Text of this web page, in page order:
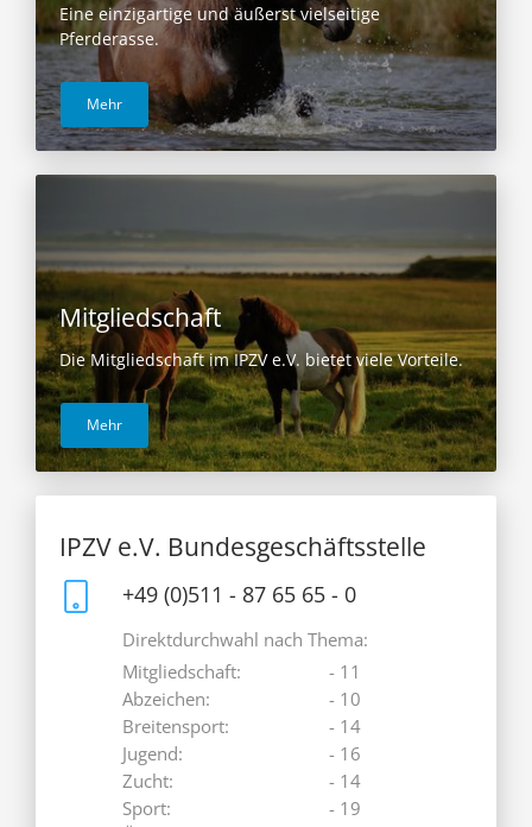
Eine einzigartige und äußerst vielseitige
Pferderasse.
Mehr
Mitgliedschaft
Die Mitgliedschaft im IPZV e.V. bietet viele Vorteile.
Mehr
IPZV e.V. Bundesgeschäftsstelle
+49 (0)511 - 87 65 65 - 0
Direktdurchwahl nach Thema:
Mitgliedschaft:
Abzeichen:
Breitensport:
Jugend:
Zucht:
Sport:
- 11
- 10
- 14
- 16
- 14
- 19